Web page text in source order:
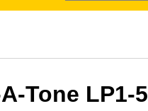
Tone LP1-5